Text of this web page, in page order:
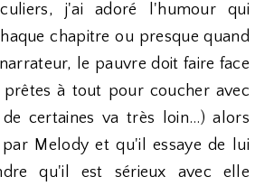
j'ai adoré l'humour qui
chapitre ou presque quand
le pauvre doit faire face
prêtes à tout pour coucher avec
certaines va très loin...) alors
Melody et qu'il essaye de lui
qu'il est sérieux avec elle